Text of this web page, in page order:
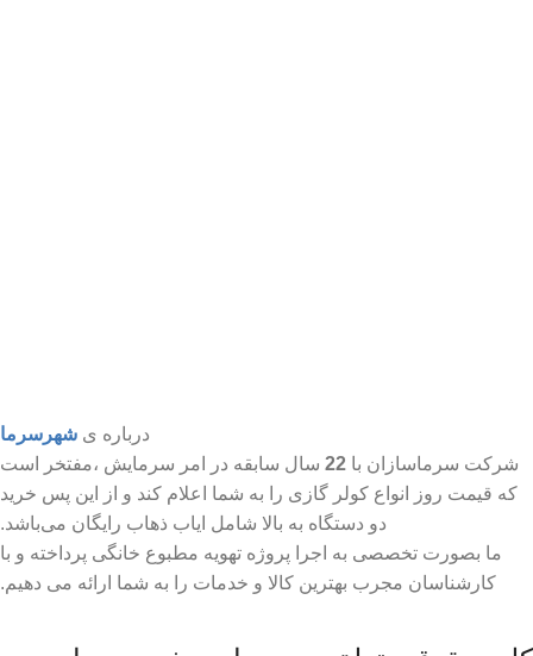
درباره ی شهرسرما
شرکت سرماسازان با 22سال سابقه در امر سرمایش ،مفتخر است
که قیمت روز انواع کولر گازی را به شما اعلام کند و از این پس خرید
دو دستگاه به بالا شامل ایاب ذهاب رایگان می‌باشد.
ما بصورت تخصصی به اجرا پروژه تهویه مطبوع خانگی پرداخته و با
کارشناسان مجرب بهترین کالا و خدمات را به شما ارائه می دهیم.